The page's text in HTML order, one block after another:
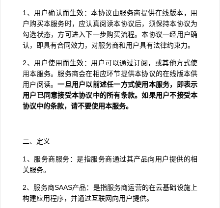
1 、用户确认而生效：本协议由服务商提供在线版本，用
户购买本服务时，应认真阅读本协议后，须保持本协议为
勾选状态，方可进入下一步购买流程。本协议一经用户确
认，即具有合同效力，对服务商和用户具有法律约束力。
2、用户使用而生效：用户可以通过订阅，或其他方式使
用本服务。服务商会在相应环节提供本协议的在线版本供
用户阅读。一旦用户以前述任一方式使用本服务，即表示
用户已同意接受本协议中的所有条款。如果用户不接受本
协议中的条款，请不要使用本服务。
二、定义
1 、服务商服务：是指服务商通过其产品向用户提供的相
关服务。
2、服务商SAAS产品：是指服务商运营的在云基础设施上
构建应用程序，并通过互联网向用户提供。